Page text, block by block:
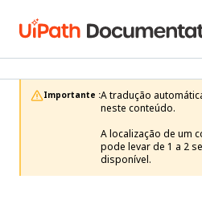
Importante :A tradução
neste conteúdo.
A localização de um
pode levar de 1 a 2
disponível.